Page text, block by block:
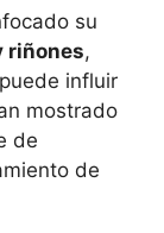
su
riñones,
influir
mostrado
de
de